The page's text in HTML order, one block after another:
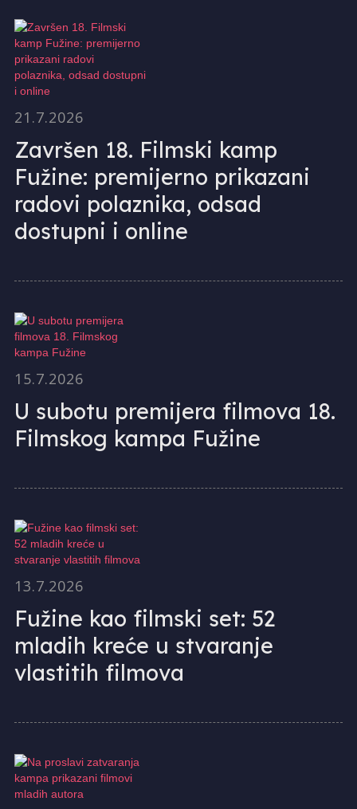
21.7.2026
Završen 18. Filmski kamp
Fužine: premijerno prikazani
radovi polaznika, odsad
dostupni i online
15.7.2026
U subotu premijera filmova 18.
Filmskog kampa Fužine
13.7.2026
Fužine kao filmski set: 52
mladih kreće u stvaranje
vlastitih filmova